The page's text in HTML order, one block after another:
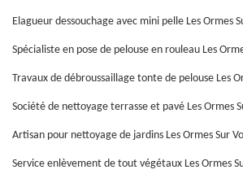
Elagueur dessouchage avec mini pelle Les Ormes
Spécialiste en pose de pelouse en rouleau Les
Travaux de débroussaillage tonte de pelouse Les
Société de nettoyage terrasse et pavé Les Ormes
Artisan pour nettoyage de jardins Les Ormes Sur
Service enlèvement de tout végétaux Les Ormes